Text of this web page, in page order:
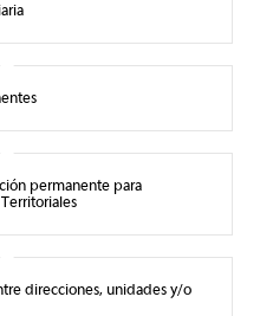
permanente para
direcciones, unidades y/o